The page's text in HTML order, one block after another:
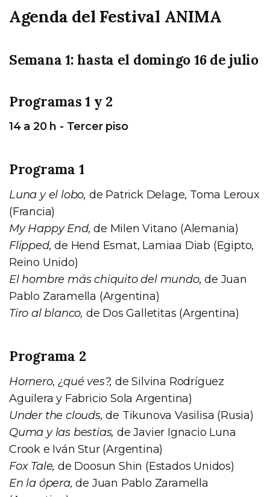
Agenda del Festival ANIMA
Semana 1: hasta el domingo 16 de julio
Programas 1 y 2
14 a 20 h - Tercer piso
Programa 1
Luna y el lobo, de Patrick Delage, Toma Leroux
(Francia)
My Happy End, de Milen Vitano (Alemania)
Flipped, de Hend Esmat, Lamiaa Diab (Egipto,
Reino Unido)
El hombre más chiquito del mundo, de Juan
Pablo Zaramella (Argentina)
Tiro al blanco, de Dos Galletitas (Argentina)
Programa 2
Hornero, ¿qué ves?, de Silvina Rodríguez
Aguilera y Fabricio Sola Argentina)
Under the clouds, de Tikunova Vasilisa (Rusia)
Quma y las bestias, de Javier Ignacio Luna
Crook e Iván Stur (Argentina)
Fox Tale, de Doosun Shin (Estados Unidos)
En la ópera, de Juan Pablo Zaramella